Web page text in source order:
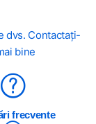
dvs. Contactați-
bine
frecvente